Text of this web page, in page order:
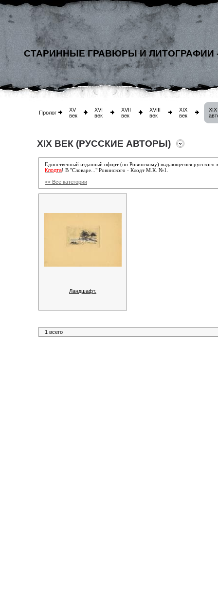
СТАРИННЫЕ ГРАВЮРЫ И ЛИТОГРАФИИ
Пролог
XV
век
XVI
век
XVII
век
XVIII
век
XIX
век
XIX ВЕК (РУССКИЕ АВТОРЫ)
Единственный изданный офорт (по Ровинскому) выдающегося русского
Клодта! В "Словаре..." Ровинского - Клодт М.К. №1.
<< Все категории
Ландшафт.
1 всего